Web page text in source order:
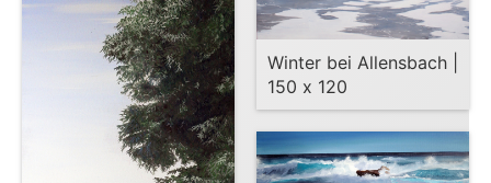
Winter bei Allensbach |
150 x 120